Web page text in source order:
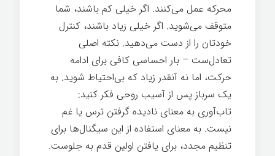
محرکه عمل می‌کنند. اگر خیلی کم باشند، شما
متوقف می‌شوید. اگر خیلی زیاد باشند، کنترل
خودتان را از دست می‌دهید. نکته اصلی
تعادل‌ست – بار احساسی کافی برای ادامه
حرکت، اما نه آنقدر زیاد که بی‌احتیاط شوید. به
یک سرباز پس از آسیب روحی فکر کنید:
تاب‌آوری به معنای نادیده گرفتن ترس یا غم
نیست. به معنای استفاده از این سیگنال‌ها برای
تنظیم مجدد، برای یافتن اولین قدم به جلوست.